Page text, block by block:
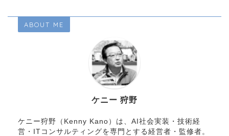
ABOUT ME
ケニー 狩野
ケニー狩野（Kenny Kano）は、AI社会実装・技術経
営・ITコンサルティングを専門とする経営者・監修者。